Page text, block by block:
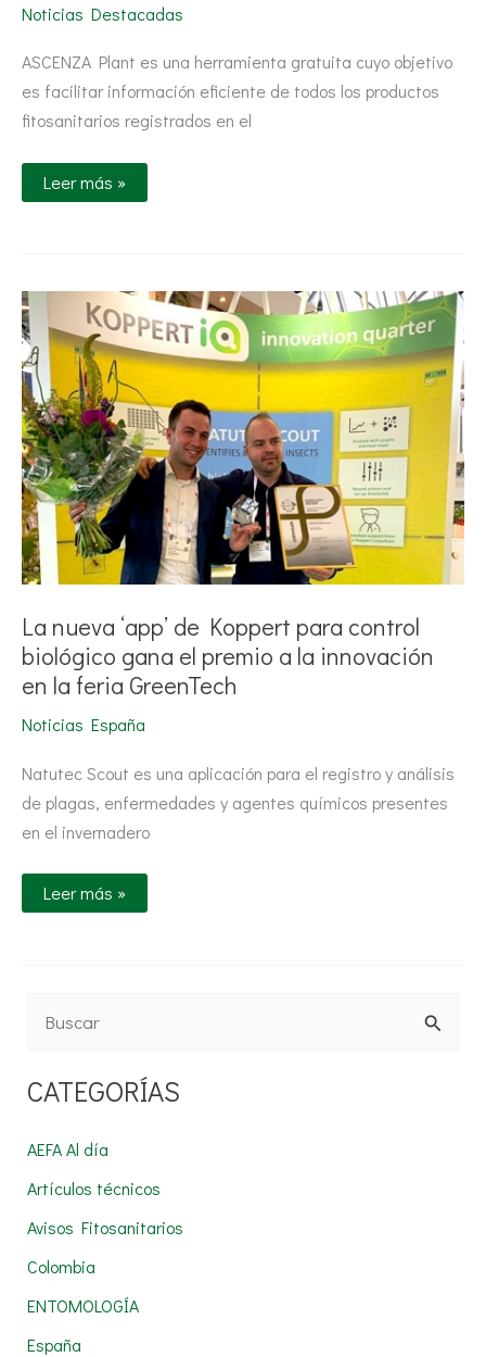
Noticias Destacadas
ASCENZA Plant es una herramienta gratuita cuyo objetivo
es facilitar información eficiente de todos los productos
fitosanitarios registrados en el
Leer más »
La nueva ‘app’ de Koppert para control
biológico gana el premio a la innovación
en la feria GreenTech
Noticias España
Natutec Scout es una aplicación para el registro y análisis
de plagas, enfermedades y agentes químicos presentes
en el invernadero
La
‘app’
de
Koppert
para
control
biológico
gana
el
premio
a
la
innovación
en
feria
Leer más »
s
r
p
o
r
:
CATEGORÍAS
AEFA Al día
Artículos técnicos
Avisos Fitosanitarios
Colombia
ENTOMOLOGÍA
España